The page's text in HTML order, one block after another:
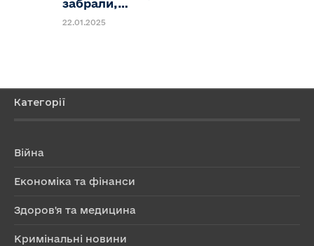
забрали,…
22.01.2025
Категорії
Війна
Економіка та фінанси
Здоров'я та медицина
Кримінальні новини